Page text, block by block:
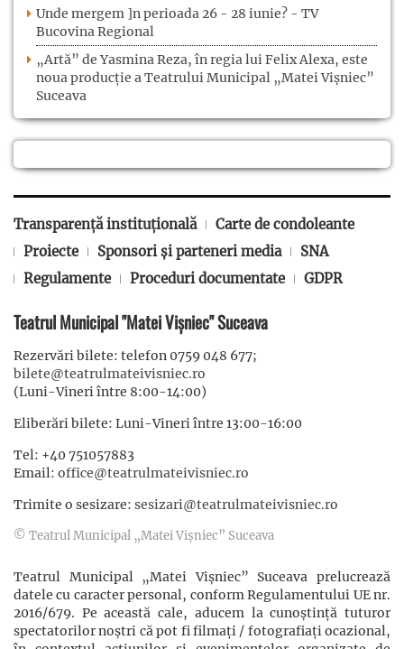
Unde mergem ]n perioada 26 - 28 iunie? - TV
Bucovina Regional
„Artă” de Yasmina Reza, în regia lui Felix Alexa, este
noua producție a Teatrului Municipal „Matei Vișniec”
Suceava
Transparență instituțională
Carte de condoleante
Proiecte
Sponsori și parteneri media
SNA
Regulamente
Proceduri documentate GDPR
Teatrul Municipal "Matei Vișniec" Suceava
Rezervări bilete: telefon 0759 048 677;
bilete@teatrulmateivisniec.ro
(Luni-Vineri între 8:00-14:00)
Eliberări bilete: Luni-Vineri între 13:00-16:00
Tel: +40 751057883
Email: office@teatrulmateivisniec.ro
Trimite o sesizare: sesizari@teatrulmateivisniec.ro
© Teatrul Municipal „Matei Vișniec” Suceava
Teatrul Municipal „Matei Vișniec” Suceava prelucrează
datele cu caracter personal, conform Regulamentului UE nr.
2016/679. Pe această cale, aducem la cunoștință tuturor
spectatorilor noștri că pot fi filmaţi / fotografiaţi ocazional,